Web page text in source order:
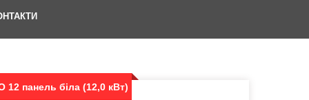
12 панель біла (12,0 кВт)